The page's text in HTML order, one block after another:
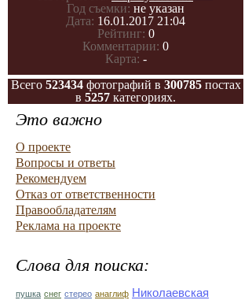
Год съемки: не указан
Дата: 16.01.2017 21:04
Рейтинг: 0
Комментарии: 0
Карта: -
Всего 523434фотографий в 300785постах
в 5257 категориях.
Это важно
О проекте
Вопросы и ответы
Рекомендуем
Отказ от ответственности
Правообладателям
Реклама на проекте
Слова для поиска:
пушка снег стерео анаглиф Николаевская